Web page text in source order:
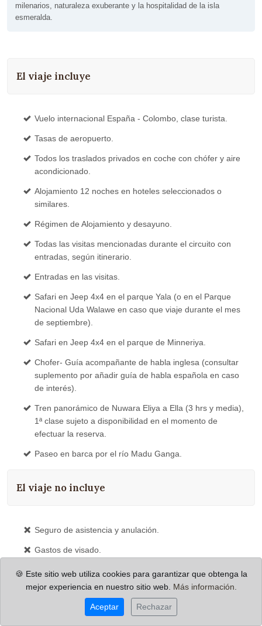
milenarios, naturaleza exuberante y la hospitalidad de la isla
esmeralda.
El viaje incluye
Vuelo internacional España - Colombo, clase turista.
Tasas de aeropuerto.
Todos los traslados privados en coche con chófer y aire
acondicionado.
Alojamiento 12 noches en hoteles seleccionados o
similares.
Régimen de Alojamiento y desayuno.
Todas las visitas mencionadas durante el circuito con
entradas, según itinerario.
Entradas en las visitas.
Safari en Jeep 4x4 en el parque Yala (o en el Parque
Nacional Uda Walawe en caso que viaje durante el mes
de septiembre).
Safari en Jeep 4x4 en el parque de Minneriya.
Chofer- Guía acompañante de habla inglesa (consultar
suplemento por añadir guía de habla española en caso
de interés).
Tren panorámico de Nuwara Eliya a Ella (3 hrs y media),
1ª clase sujeto a disponibilidad en el momento de
efectuar la reserva.
Paseo en barca por el río Madu Ganga.
El viaje no incluye
Seguro de asistencia y anulación.
Gastos de visado.
Propinas y gastos personales.
Cualquier servicio no mencionado en el apartado:
🍪 Este sitio web utiliza cookies para garantizar que obtenga la
mejor experiencia en nuestro sitio web. Más información.
Aceptar Rechazar